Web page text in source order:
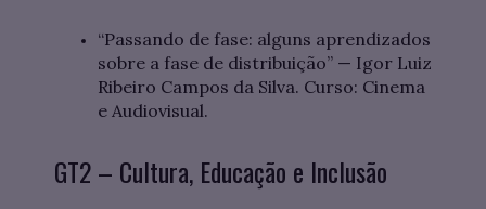
“Passando de fase: alguns aprendizados
sobre a fase de distribuição” — Igor Luiz
Ribeiro Campos da Silva. Curso: Cinema
e Audiovisual.
GT2 – Cultura, Educação e Inclusão